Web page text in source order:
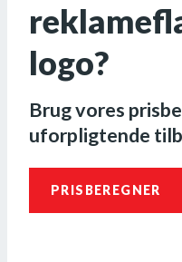
logo?
Brug vores
uforpligtende
PRISBEREGNER